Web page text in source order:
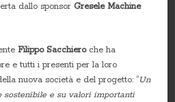
dallo sponsor Gresele Machine
Filippo Sacchieroche ha
e tutti i presenti per la loro
nuova società e del progetto: “Un
sostenibile e su valori importanti